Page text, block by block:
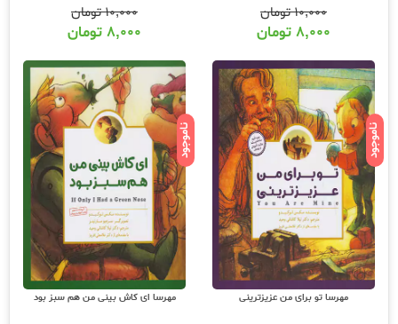
۱۰,۰۰۰تومان
۸,۰۰۰ تومان
۱۰,۰۰۰تومان
۸,۰۰۰ تومان
ناموجود
مهرسا تو برای من عزیزترینی
ناموجود
مهرسا ای کاش بینی من هم سبز بود